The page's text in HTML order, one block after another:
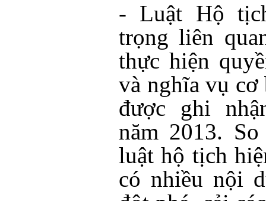
- Luật Hộ
trọng liên
thực hiện
và nghĩa vụ cơ
được ghi
năm 2013.
luật hộ tịch
có nhiều nội